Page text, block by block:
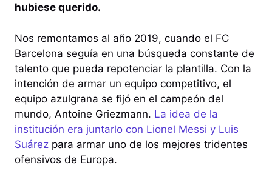
hubiese querido.
Nos remontamos al año 2019, cuando el FC
Barcelona seguía en una búsqueda constante de
talento que pueda repotenciar la plantilla. Con la
intención de armar un equipo competitivo, el
equipo azulgrana se fijó en el campeón del
mundo, Antoine Griezmann. La idea de la
institución era juntarlo con Lionel Messi y Luis
Suárez para armar uno de los mejores tridentes
ofensivos de Europa.